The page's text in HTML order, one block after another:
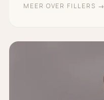
MEER OVER FILLERS →